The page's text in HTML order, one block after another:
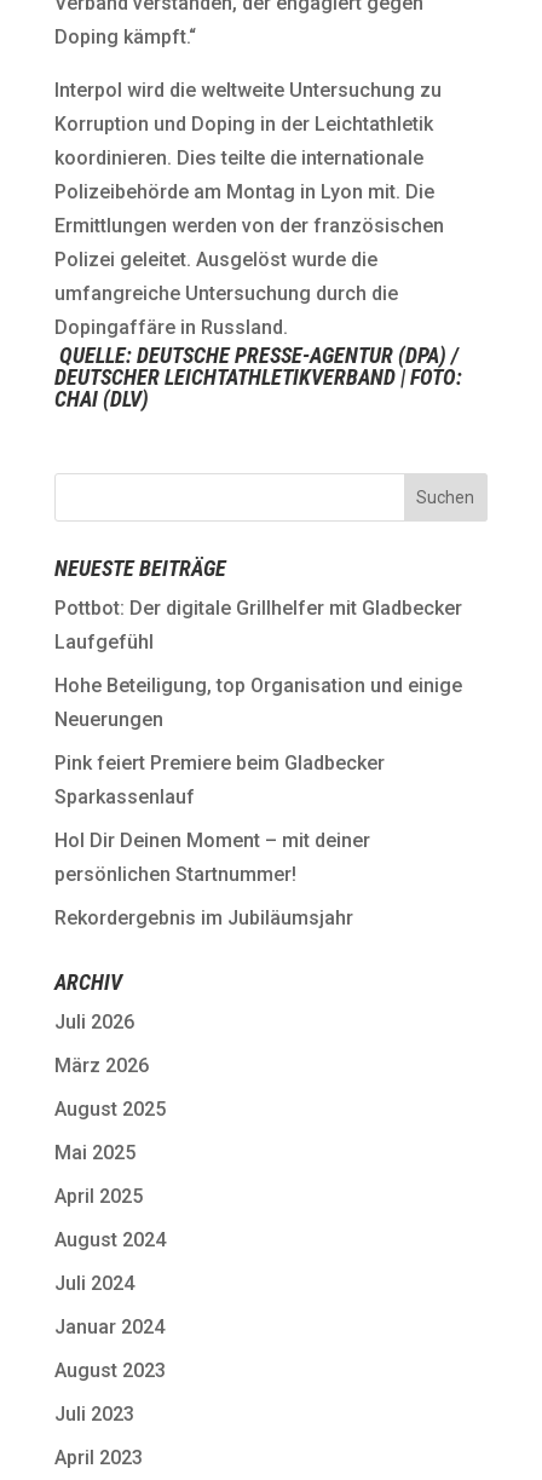
Doping kämpft.“
Interpol wird die weltweite Untersuchung zu
Korruption und Doping in der Leichtathletik
koordinieren. Dies teilte die internationale
Polizeibehörde am Montag in Lyon mit. Die
Ermittlungen werden von der französischen
Polizei geleitet. Ausgelöst wurde die
umfangreiche Untersuchung durch die
Dopingaffäre in Russland.
QUELLE:DEUTSCHE PRESSE-AGENTUR (DPA) /
DEUTSCHER LEICHTATHLETIKVERBAND| FOTO:
CHAI (DLV)
NEUESTE BEITRÄGE
Pottbot: Der digitale Grillhelfer mit Gladbecker
Laufgefühl
Hohe Beteiligung, top Organisation und einige
Neuerungen
Pink feiert Premiere beim Gladbecker
Sparkassenlauf
Hol Dir Deinen Moment – mit deiner
persönlichen Startnummer!
Rekordergebnis im Jubiläumsjahr
ARCHIV
Juli 2026
März 2026
August 2025
Mai 2025
April 2025
August 2024
Juli 2024
Januar 2024
August 2023
Juli 2023
April 2023